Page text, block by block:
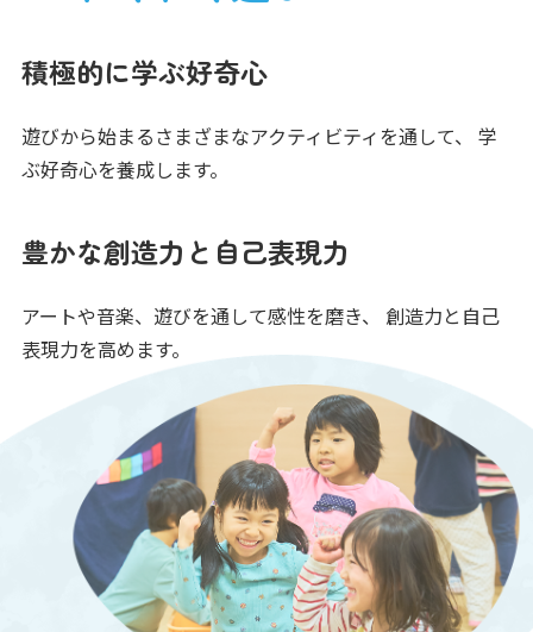
積極的に学ぶ好奇心
遊びから始まるさまざまなアクティビティを通して、 学
ぶ好奇心を養成します。
豊かな創造力と自己表現力
アートや音楽、遊びを通して感性を磨き、
創造力と自己
表現力を高めます。